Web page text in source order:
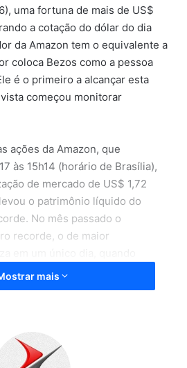
uma fortuna de mais de US$
a cotação do dólar do dia
da Amazon tem o equivalente a
coloca Bezos como a pessoa
é o primeiro a alcançar esta
começou monitorar
ações da Amazon, que
às 15h14 (horário de Brasília),
de mercado de US$ 1,72
o patrimônio líquido do
No mês passado o
recorde, o de maior
ao seu patrimônio. A cifra de
foi alcançada mais cedo
a ela 4% das ações da
mais